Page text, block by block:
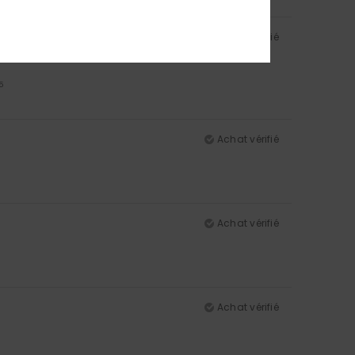
Achat vérifié
Achat vérifié
Achat vérifié
Achat vérifié